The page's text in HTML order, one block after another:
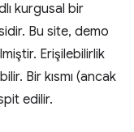
kurgusal bir
Bu site, demo
Erişilebilirlik
Bir kısmı (ancak
edilir.